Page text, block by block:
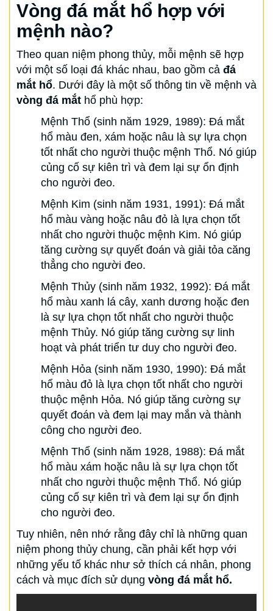
Vòng đá mắt hổ hợp với
mệnh nào?
Theo quan niệm phong thủy, mỗi mệnh sẽ hợp
với một số loại đá khác nhau, bao gồm cả đá
mắt hổ. Dưới đây là một số thông tin về mệnh và
vòng đá mắt hổ phù hợp:
Mệnh Thổ (sinh năm 1929, 1989): Đá mắt
hổ màu đen, xám hoặc nâu là sự lựa chọn
tốt nhất cho người thuộc mệnh Thổ. Nó giúp
củng cố sự kiên trì và đem lại sự ổn định
cho người đeo.
Mệnh Kim (sinh năm 1931, 1991): Đá mắt
hổ màu vàng hoặc nâu đỏ là lựa chọn tốt
nhất cho người thuộc mệnh Kim. Nó giúp
tăng cường sự quyết đoán và giải tỏa căng
thẳng cho người đeo.
Mệnh Thủy (sinh năm 1932, 1992): Đá mắt
hổ màu xanh lá cây, xanh dương hoặc đen
là sự lựa chọn tốt nhất cho người thuộc
mệnh Thủy. Nó giúp tăng cường sự linh
hoạt và phát triển tư duy cho người đeo.
Mệnh Hỏa (sinh năm 1930, 1990): Đá mắt
hổ màu đỏ là lựa chọn tốt nhất cho người
thuộc mệnh Hỏa. Nó giúp tăng cường sự
quyết đoán và đem lại may mắn và thành
công cho người đeo.
Mệnh Thổ (sinh năm 1928, 1988): Đá mắt
hổ màu xám hoặc nâu là sự lựa chọn tốt
nhất cho người thuộc mệnh Thổ. Nó giúp
củng cố sự kiên trì và đem lại sự ổn định
cho người đeo.
Tuy nhiên, nên nhớ rằng đây chỉ là những quan
niệm phong thủy chung, cần phải kết hợp với
những yếu tố khác như sở thích cá nhân, phong
cách và mục đích sử dụng vòng đá mắt hổ.